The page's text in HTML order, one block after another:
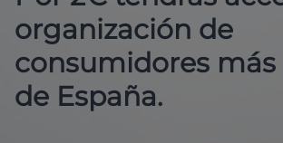
organización de
consumidores
de España.